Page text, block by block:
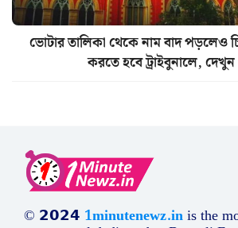
ভোটার তালিকা থেকে নাম বাদ পড়লেও
করতে হবে ট্রাইবুনালে, দেখুন
© 𝟮𝟬𝟮𝟰 1minutenewz.inis the